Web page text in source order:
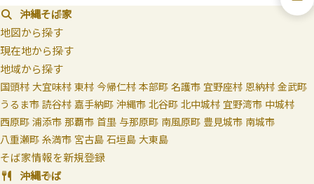
沖縄そば家
地図から探す
現在地から探す
地域から探す
国頭村 大宜味村 東村 今帰仁村 本部町 名護市 宜野座村 恩納村 金武町
うるま市 読谷村 嘉手納町 沖縄市 北谷町 北中城村 宜野湾市 中城村
西原町 浦添市 那覇市 首里 与那原町 南風原町 豊見城市 南城市
八重瀬町 糸満市 宮古島 石垣島 大東島
そば家情報を新規登録
沖縄そば